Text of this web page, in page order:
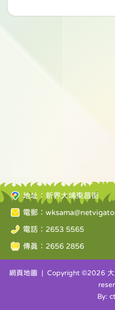
地址：新界大埔東昌街
電郵：
電話：2653 5565
傳真：2656 2856
網頁地圖 | Copyright ©2026 大
By: